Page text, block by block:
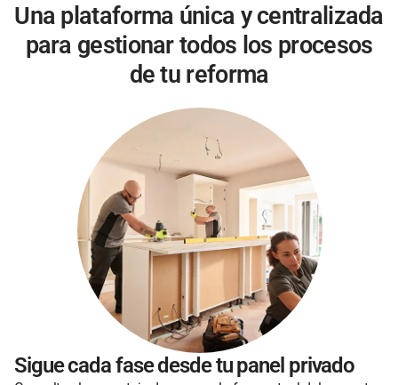
Una plataforma única y centralizada
para gestionar todos los procesos
de tu reforma
Sigue cada fase desde tu panel privado